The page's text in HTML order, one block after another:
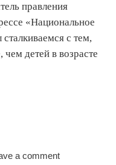
правления
«Национальное
с тем,
детей в возрасте
a comment